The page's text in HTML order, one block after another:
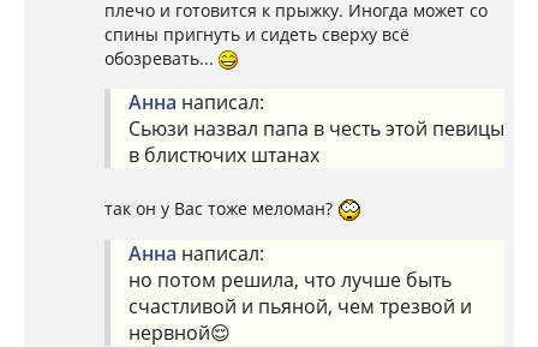
плечо и готовится к прыжку. Иногда может со
спины пригнуть и сидеть сверху всё
обозревать...
Анна написал:
Сьюзи назвал папа в честь этой певицы
в блистючих штанах
так он у Вас тоже меломан?
Анна написал:
но потом решила, что лучше быть
счастливой и пьяной, чем трезвой и
нервной😌